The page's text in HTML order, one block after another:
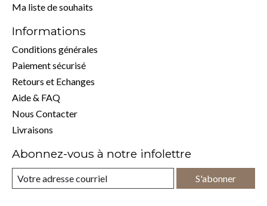
Ma liste de souhaits
Informations
Conditions générales
Paiement sécurisé
Retours et Echanges
Aide & FAQ
Nous Contacter
Livraisons
Abonnez-vous à notre infolettre
S'abonner